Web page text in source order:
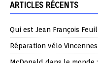
ARTICLES RÉCENTS
Qui est Jean François
Réparation vélo